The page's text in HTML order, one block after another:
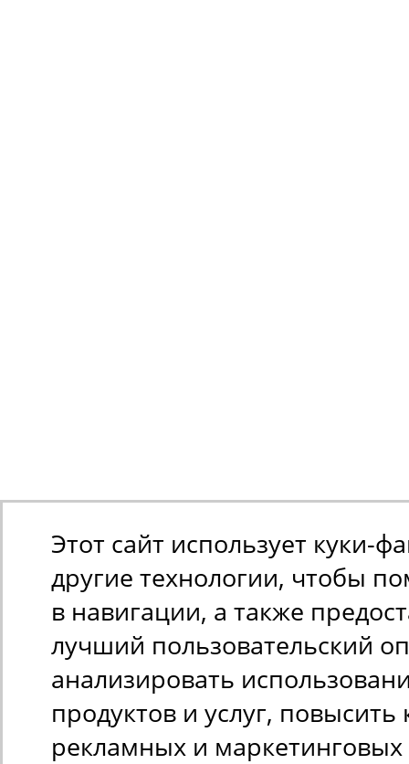
Этот сайт использует куки-
другие технологии, чтобы
в навигации, а также
лучший пользовательский
анализировать
продуктов и услуг, повысить
рекламных и маркетинговых